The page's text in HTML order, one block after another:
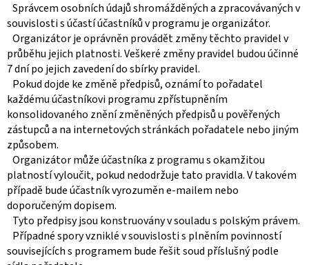
Správcem osobních údajů shromážděných a zpracovávaných v
souvislosti s účastí účastníků v programu je organizátor.
Organizátor je oprávněn provádět změny těchto pravidel v
průběhu jejich platnosti. Veškeré změny pravidel budou účinné
7 dní po jejich zavedení do sbírky pravidel.
Pokud dojde ke změně předpisů, oznámí to pořadatel
každému účastníkovi programu zpřístupněním
konsolidovaného znění změněných předpisů u pověřených
zástupců a na internetových stránkách pořadatele nebo jiným
způsobem.
Organizátor může účastníka z programu s okamžitou
platností vyloučit, pokud nedodržuje tato pravidla. V takovém
případě bude účastník vyrozuměn e-mailem nebo
doporučeným dopisem.
Tyto předpisy jsou konstruovány v souladu s polským právem.
Případné spory vzniklé v souvislosti s plněním povinností
souvisejících s programem bude řešit soud příslušný podle